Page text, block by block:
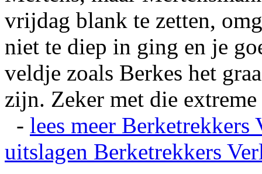
vrijdag blank te zetten,
niet te diep in ging en je
veldje zoals Berkes het
zijn. Zeker met die
- lees meer Berketrekkers
uitslagen Berketrekkers